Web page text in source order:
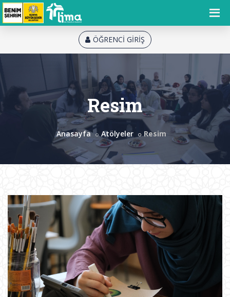
ÖĞRENCİ GİRİŞ
Resim
Anasayfa Atölyeler Resim